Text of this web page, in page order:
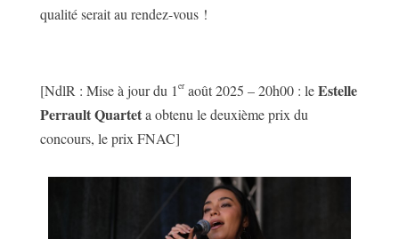
qualité serait au rendez-vous !
[NdlR : Mise à jour du 1 eraoût 2025 – 20h00 : leEstelle
Perrault Quarteta obtenu le deuxième prix du
concours, le prix FNAC]